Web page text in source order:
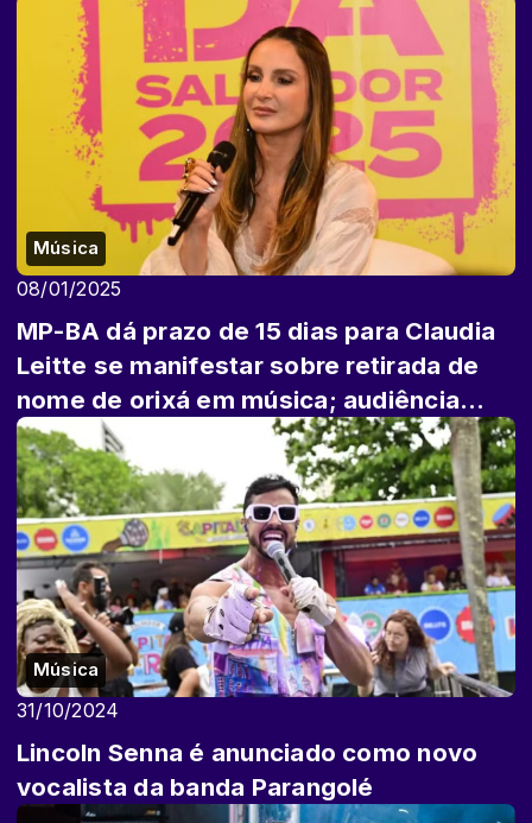
Música
08/01/2025
MP-BA dá prazo de 15 dias para Claudia
Leitte se manifestar sobre retirada de
nome de orixá em música; audiência
públ...
Música
31/10/2024
Lincoln Senna é anunciado como novo
vocalista da banda Parangolé